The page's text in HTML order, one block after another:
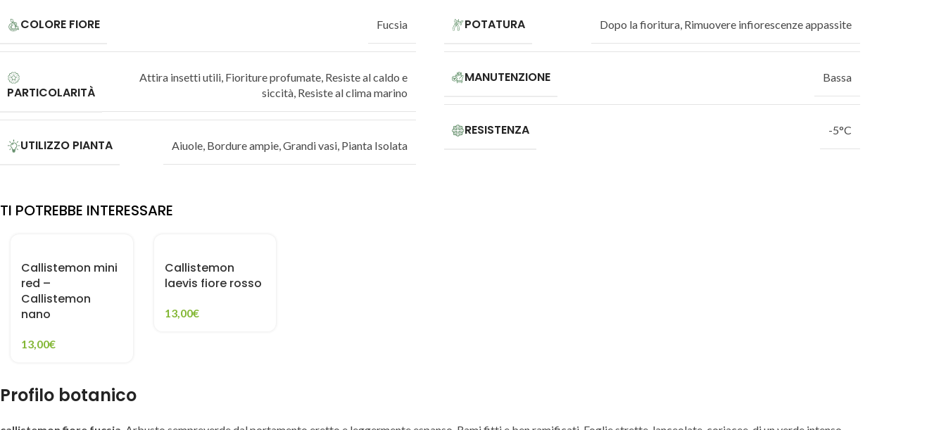
COLORE FIORE Fucsia
PARTICOLARITÀ
Attira insetti utili, Fioriture profumate, Resiste al caldo e
siccità, Resiste al clima marino
UTILIZZO PIANTA Aiuole, Bordure ampie,Grandi vasi, Pianta Isolata
POTATURA Dopo la fioritura, Rimuovere infiorescenze appassite
MANUTENZIONE Bassa
RESISTENZA -5°C
TI POTREBBE INTERESSARE
Callistemon mini
red –
Callistemon
nano
13,00€
Callistemon
laevis fiore rosso
13,00€
Profilo botanico